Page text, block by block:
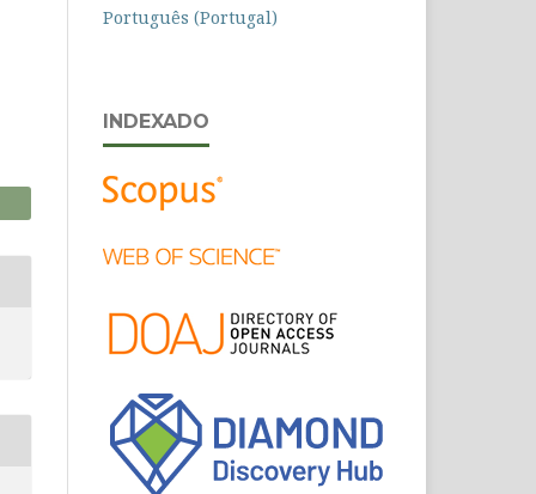
Português (Portugal)
INDEXADO